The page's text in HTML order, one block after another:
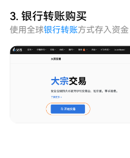
3. 银行转账购买
使用全球银行转账方式存入资